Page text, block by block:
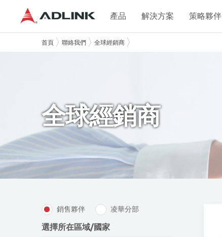
產品 解決方案 策略夥伴
首頁 聯絡我們 全球經銷商
全球經銷商
銷售夥伴 凌華分部
選擇所在區域/國家